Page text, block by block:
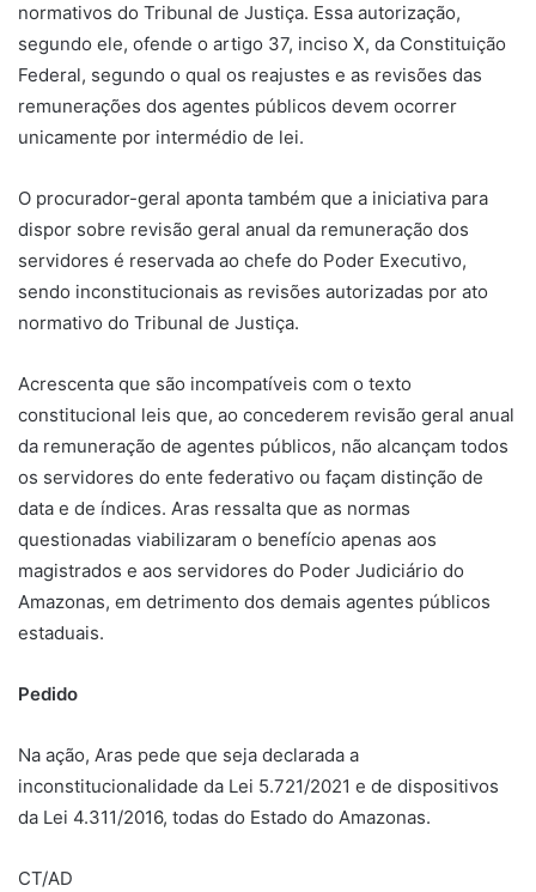
normativos do Tribunal de Justiça. Essa autorização,
segundo ele, ofende o artigo 37, inciso X, da Constituição
Federal, segundo o qual os reajustes e as revisões das
remunerações dos agentes públicos devem ocorrer
unicamente por intermédio de lei.
O procurador-geral aponta também que a iniciativa para
dispor sobre revisão geral anual da remuneração dos
servidores é reservada ao chefe do Poder Executivo,
sendo inconstitucionais as revisões autorizadas por ato
normativo do Tribunal de Justiça.
Acrescenta que são incompatíveis com o texto
constitucional leis que, ao concederem revisão geral anual
da remuneração de agentes públicos, não alcançam todos
os servidores do ente federativo ou façam distinção de
data e de índices. Aras ressalta que as normas
questionadas viabilizaram o benefício apenas aos
magistrados e aos servidores do Poder Judiciário do
Amazonas, em detrimento dos demais agentes públicos
estaduais.
Pedido
Na ação, Aras pede que seja declarada a
inconstitucionalidade da Lei 5.721/2021 e de dispositivos
da Lei 4.311/2016, todas do Estado do Amazonas.
CT/AD